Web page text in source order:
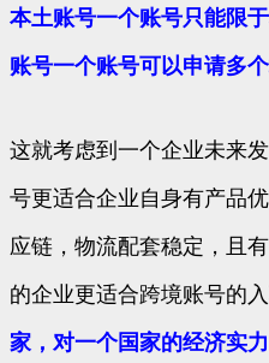
本土账号一个账号只能限
账号一个账号可以申请多个
这就考虑到一个企业未来
号更适合企业自身有产品
应链，物流配套稳定，且
的企业更适合跨境账号的入
家，对一个国家的经济实